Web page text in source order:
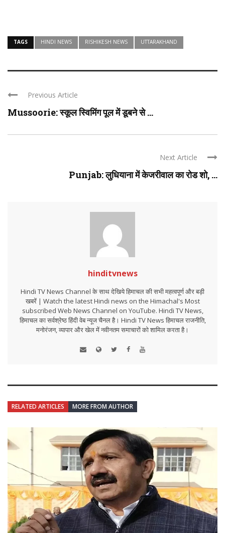
TAGS HINDI NEWS RISHIKESH NEWS UTTARAKHAND
Previous Article
Mussoorie: स्कूल स्विमिंग पूल में डूबने से ...
Next Article
Punjab: लुधियाना में केजरीवाल का रोड शो, ...
hinditvnews
Hindi TV News Channel के साथ देखिये हिमाचल की सभी महत्वपूर्ण और बड़ी
खबरें | Watch the latest Hindi news on the Himachal's Most
subscribed Web News Channel on YouTube. Hindi TV News,
हिमाचल का सर्वश्रेष्ठ हिंदी वेब न्यूज चैनल है। Hindi TV News हिमाचल राजनीति,
मनोरंजन, व्यापार और खेल में नवीनतम समाचारों को शामिल करता है।
RELATED ARTICLES MORE FROM AUTHOR